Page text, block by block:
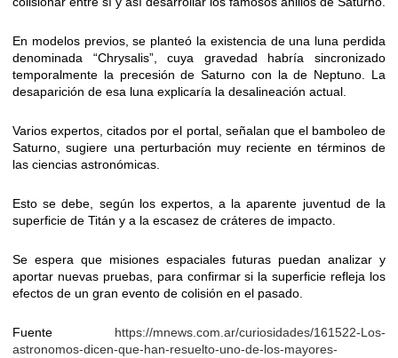
En modelos previos, se planteó la existencia de una luna perdida
denominada “Chrysalis”, cuya gravedad habría sincronizado
temporalmente la precesión de Saturno con la de Neptuno. La
desaparición de esa luna explicaría la desalineación actual.
Varios expertos, citados por el portal, señalan que el bamboleo de
Saturno, sugiere una perturbación muy reciente en términos de
las ciencias astronómicas.
Esto se debe, según los expertos, a la aparente juventud de la
superficie de Titán y a la escasez de cráteres de impacto.
Se espera que misiones espaciales futuras puedan analizar y
aportar nuevas pruebas, para confirmar si la superficie refleja los
efectos de un gran evento de colisión en el pasado.
Fuente https://mnews.com.ar/curiosidades/161522-Los-
astronomos-dicen-que-han-resuelto-uno-de-los-mayores-